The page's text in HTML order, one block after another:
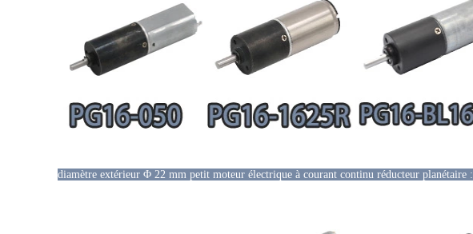
diamètre extérieur Φ 22 mm petit moteur électrique à courant continu réducteur planétaire :